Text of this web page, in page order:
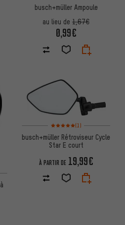
busch+müller Ampoule
au lieu de 1,67€
0,99€
5 d'après 5 avis
Note moyenne : 5 sur 5
(1)
busch+müller Rétroviseur Cycle
Star E court
À PARTIR DE 19,99€